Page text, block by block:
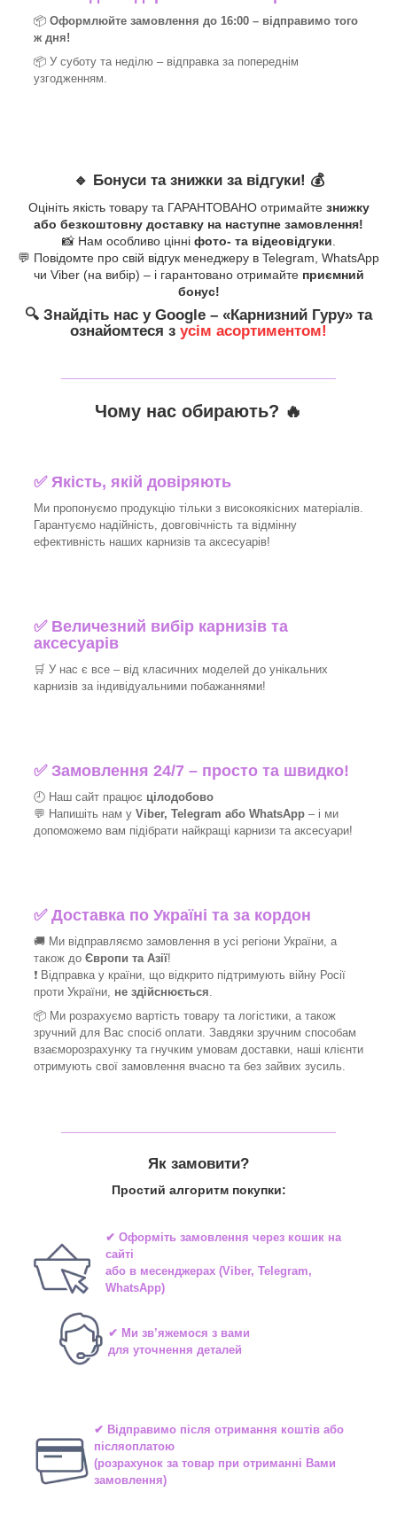
📦 Оформлюйте замовлення до 16:00 – відправимо того
ж дня!
📦 У суботу та неділю – відправка за попереднім
узгодженням.
🔹 Бонуси та знижки за відгуки! 💰
Оцініть якість товару та ГАРАНТОВАНО отримайте знижку
або безкоштовну доставку на наступне замовлення!
📸 Нам особливо цінні фото- та відеовідгуки.
💬 Повідомте про свій відгук менеджеру в Telegram, WhatsApp
чи Viber (на вибір) – і гарантовано отримайте приємний
бонус!
🔍 Знайдіть нас у Google – «Карнизний Гуру» та
ознайомтеся з усім асортиментом!
Чому нас обирають? 🔥
✅Якість, якій довіряють
Ми пропонуємо продукцію тільки з високоякісних матеріалів.
Гарантуємо надійність, довговічність та відмінну
ефективність наших карнизів та аксесуарів!
✅ Величезний вибір карнизів та
аксесуарів
🛒 У нас є все – від класичних моделей до унікальних
карнизів за індивідуальними побажаннями!
✅Замовлення 24/7 – просто та швидко!
🕘 Наш сайт працює цілодобово
💬 Напишіть нам у Viber, Telegram або WhatsApp – і ми
допоможемо вам підібрати найкращі карнизи та аксесуари!
✅Доставка по Україні та за кордон
🚚 Ми відправляємо замовлення в усі регіони України, а
також до Європи та Азії!
❗ Відправка у країни, що відкрито підтримують війну Росії
проти України, не здійснюється
📦 Ми розрахуємо вартість товару та логістики, а також
зручний для Вас спосіб оплати. Завдяки зручним способам
взаєморозрахунку та гнучким умовам доставки, наші клієнти
отримують свої замовлення вчасно та без зайвих зусиль.
Як замовити?
Простий алгоритм покупки:
✔ Оформіть замовлення через кошик на
сайті
або в месенджерах(Viber, Telegram,
WhatsApp)
✔ Ми зв’яжемося з вами
для уточнення деталей
✔ Відправимо після отримання коштів або
післяоплатою
(розрахунок за товар при отриманні Вами
замовлення)